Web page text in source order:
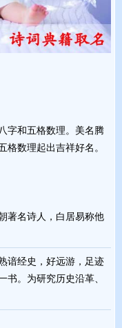
字和五格数理。美名腾
格数理起出吉祥好名。
著名诗人，白居易称他
谙经史，好远游，足迹
书。为研究历史沿革、